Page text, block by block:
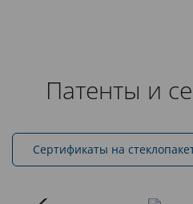
Патенты и
Cертификаты на